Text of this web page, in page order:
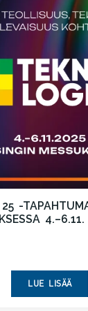
-
4.–6.11.
LUE LISÄÄ